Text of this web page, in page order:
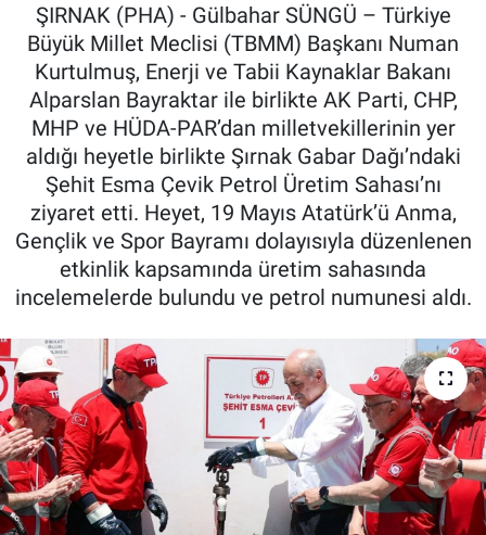
ŞIRNAK (PHA) - Gülbahar SÜNGÜ – Türkiye
Büyük Millet Meclisi (TBMM) Başkanı Numan
Kurtulmuş, Enerji ve Tabii Kaynaklar Bakanı
Alparslan Bayraktar ile birlikte AK Parti, CHP,
MHP ve HÜDA-PAR’dan milletvekillerinin yer
aldığı heyetle birlikte Şırnak Gabar Dağı’ndaki
Şehit Esma Çevik Petrol Üretim Sahası’nı
ziyaret etti. Heyet, 19 Mayıs Atatürk’ü Anma,
Gençlik ve Spor Bayramı dolayısıyla düzenlenen
etkinlik kapsamında üretim sahasında
incelemelerde bulundu ve petrol numunesi aldı.
Gündem
Asayiş
Sağlık
Özel Haber
Kültür Sanat
Eğitim
Ekonomi
Yaşam
Çevre
BİLİM VE TEKNOLOJİ
Tüm Manşetler
Son Dakika Haberleri
Haber Arşivi